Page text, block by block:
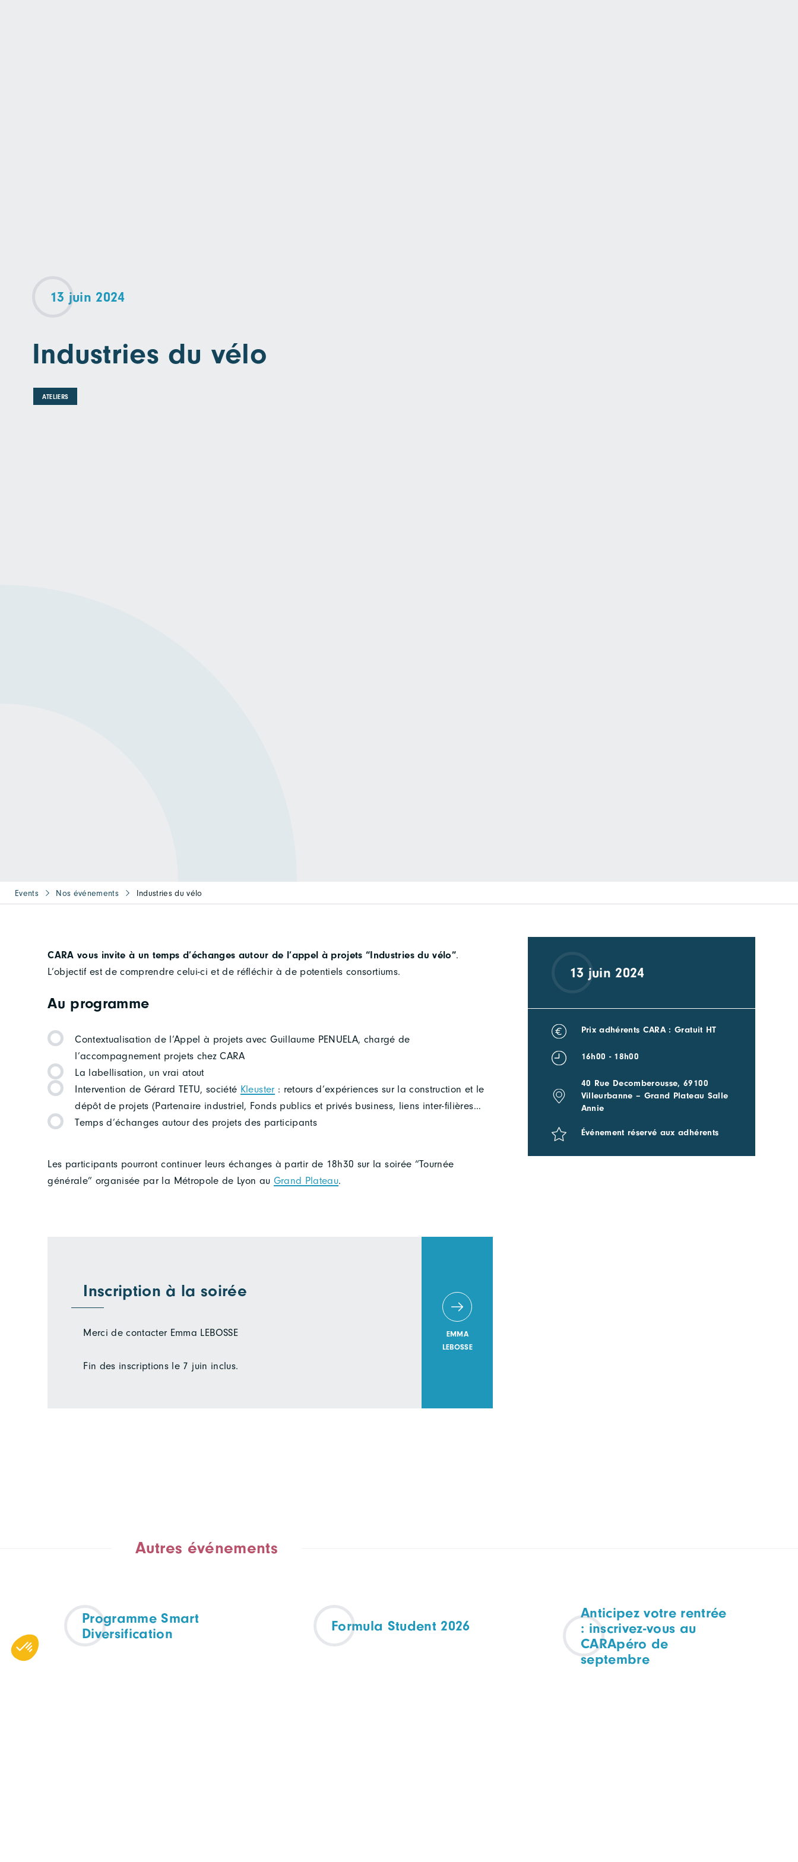
13 juin 2024
Industries du vélo
ATELIERS
Events Nos événements Industries du vélo
CARA vous invite à un temps d’échanges autour de l’appel à projets “Industries du vélo”.
L’objectif est de comprendre celui-ci et de réfléchir à de potentiels consortiums.
Au programme
Contextualisation de l’Appel à projets avec Guillaume PENUELA, chargé de
l’accompagnement projets chez CARA
La labellisation, un vrai atout
Intervention de Gérard TETU, société Kleuster : retours d’expériences sur la construction et le
dépôt de projets (Partenaire industriel, Fonds publics et privés business, liens inter-filières…
Temps d’échanges autour des projets des participants
Les participants pourront continuer leurs échanges à partir de 18h30 sur la soirée “Tournée
générale” organisée par la Métropole de Lyon au Grand Plateau.
Inscription à la soirée
Merci de contacter Emma LEBOSSE
Fin des inscriptions le 7 juin inclus.
EMMA
LEBOSSE
13 juin 2024
Prix adhérents CARA : Gratuit HT
16h00 - 18h00
40 Rue Decomberousse, 69100
Villeurbanne – Grand Plateau Salle
Annie
Événement réservé aux adhérents
Autres événements
Programme Smart
Diversification
Formula Student 2026
Anticipez votre rentrée
: inscrivez-vous au
CARApéro de
septembre